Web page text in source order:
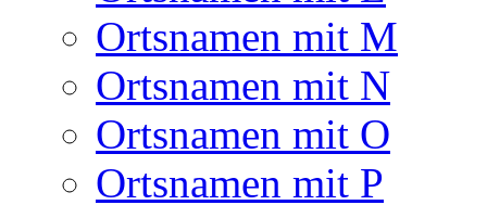
Ortsnamen mit M
Ortsnamen mit N
Ortsnamen mit O
Ortsnamen mit P